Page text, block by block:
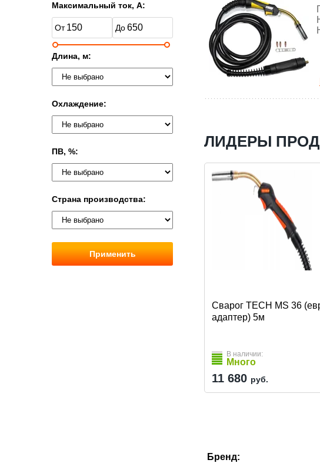
ЛИДЕРЫ
Сварог TECH MS 36
адаптер) 5м
В наличии:
Много
11 680 руб.
Бренд:
Максимальный ток, А:
Длина, м:
Охлаждение:
ПВ, %:
Страна производства:
Применить